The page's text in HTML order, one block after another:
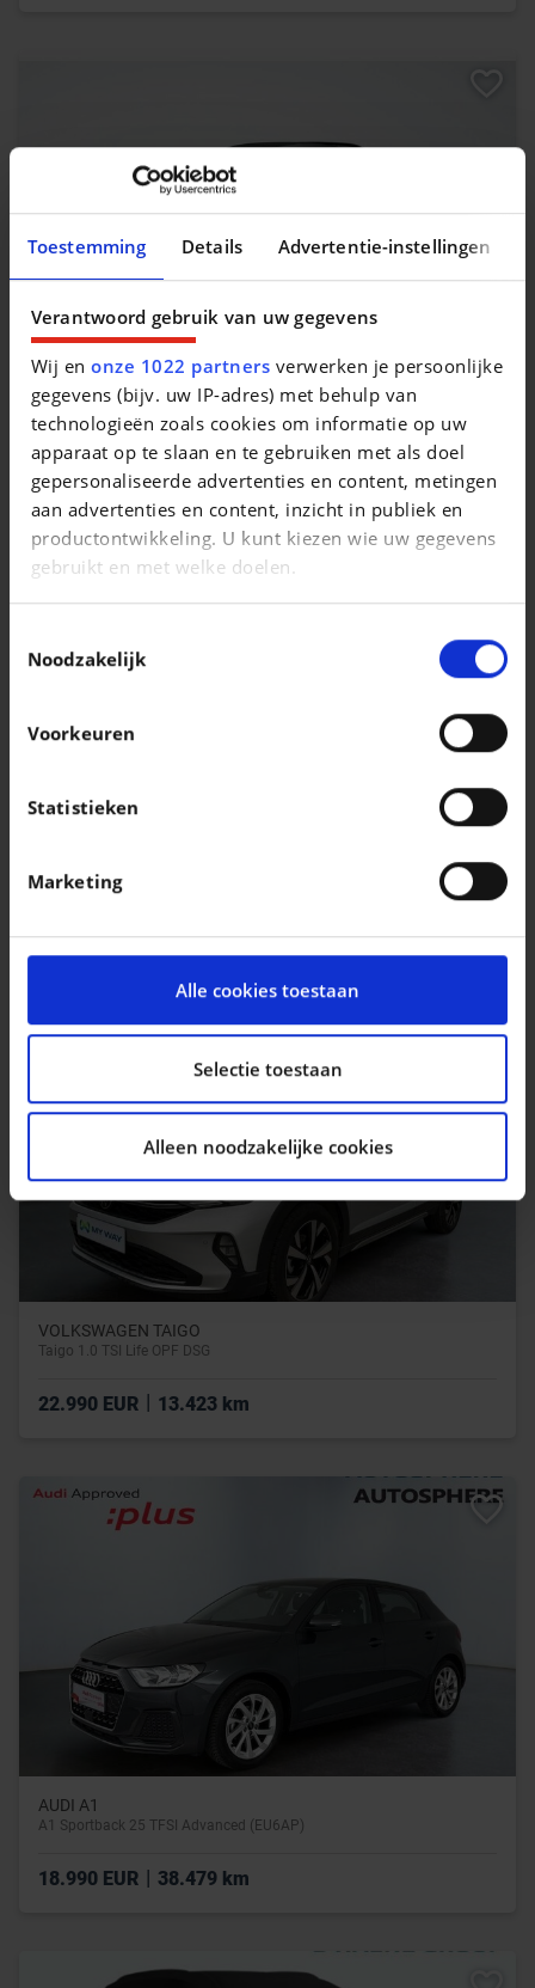
Toestemming Details Advertentie-instellingen
Verantwoord gebruik van uw gegevens
Wij enonze 1022 partners verwerken je persoonlijke
gegevens (bijv. uw IP-adres) met behulp van
technologieën zoals cookies om informatie op uw
apparaat op te slaan en te gebruiken met als doel
gepersonaliseerde advertenties en content, metingen
aan advertenties en content, inzicht in publiek en
productontwikkeling. U kunt kiezen wie uw gegevens
gebruikt en met welke doelen.
Informatie verzamelen over uw geografische
locatie, die tot een paar meter nauwkeurig kan zijn
Uw apparaat identificeren door het actief te
scannen op specifieke eigenschappen
Lees meer over hoe uw persoonlijke gegevens worden
detailgedeelte
in. U kunt uw toestemming op elk moment wijzigen of
intrekken in de Cookieverklaring.
personaliseren, om functies voor social media te
bieden en om ons websiteverkeer te analyseren. Ook
delen we informatie over uw gebruik van onze site met
onze partners voor social media, adverteren en
combineren met andere informatie die u aan ze heeft
verstrekt of die ze hebben verzameld op basis van uw
gebruik van hun services.
Noodzakelijk
Voorkeuren
Statistieken
Marketing
Alle cookies toestaan
Selectie toestaan
Alleen noodzakelijke cookies
PORSCHE 911
911 Targa 4S
220.356 EUR| 0 km
Polo 1.0 TSI Style OPF
VOLKSWAGEN TAIGO
Taigo 1.0 TSI Life OPF DSG
22.990 EUR | 13.423 km
AUDI A1
A1 Sportback 25 TFSI Advanced (EU6AP)
18.990 EUR | 38.479 km